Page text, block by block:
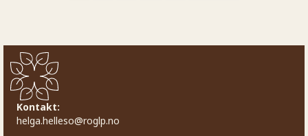
Kontakt:
helga.helleso@roglp.no